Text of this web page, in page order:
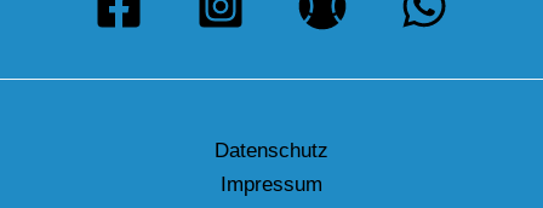
Datenschutz
Impressum